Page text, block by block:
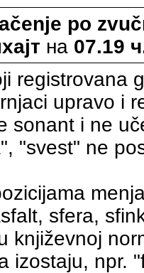
po
на 07.19
registrovana
upravo i
sonant i ne
"svest" ne
sfera,
književnoj
izostaju, npr.